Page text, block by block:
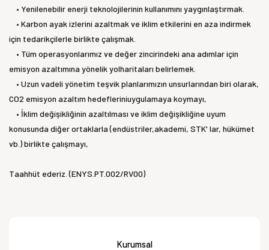
• Yenilenebilir enerji teknolojilerinin kullanımını yaygınlaştırmak.
• Karbon ayak izlerini azaltmak ve iklim etkilerini en aza indirmek
için tedarikçilerle birlikte çalışmak.
• Tüm operasyonlarımız ve değer zincirindeki ana adımlar için
emisyon azaltımına yönelik yolharitaları belirlemek.
• Uzun vadeli yönetim teşvik planlarımızın unsurlarından biri olarak,
CO2 emisyon azaltım hedefleriniuygulamaya koymayı,
• İklim değişikliğinin azaltılması ve iklim değişikliğine uyum
konusunda diğer ortaklarla (endüstriler,akademi, STK' lar, hükümet
vb.) birlikte çalışmayı,
Taahhüt ederiz. (ENYS.PT.002/RV00)
Kurumsal